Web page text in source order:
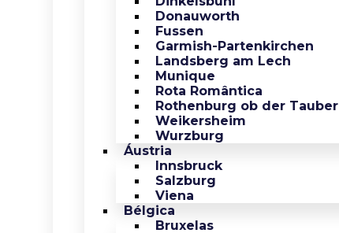
Donauworth
Fussen
Garmish-Partenkirchen
Landsberg am Lech
Munique
Rota Romântica
Rothenburg ob der Tauber
Weikersheim
Wurzburg
Áustria
Innsbruck
Salzburg
Viena
Bélgica
Bruxelas